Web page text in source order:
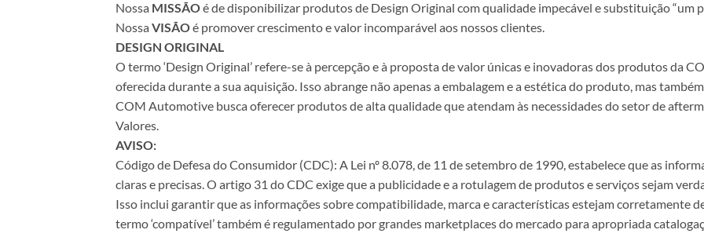
Nossa MISSÃOé de disponibilizar produtos de Design Original com qualidade impecável e substituição “um
Nossa VISÃOé promover crescimento e valor incomparável aos nossos clientes.
DESIGN ORIGINAL
O termo ‘Design Original’ refere-se à percepção e à proposta de valor únicas e inovadoras dos produtos da
oferecida durante a sua aquisição. Isso abrange não apenas a embalagem e a estética do produto, mas
COM Automotive busca oferecer produtos de alta qualidade que atendam às necessidades do setor de
Valores.
AVISO:
Código de Defesa do Consumidor (CDC): A Lei nº 8.078, de 11 de setembro de 1990, estabelece que as
claras e precisas. O artigo 31 do CDC exige que a publicidade e a rotulagem de produtos e serviços sejam
Isso inclui garantir que as informações sobre compatibilidade, marca e características estejam corretamente
termo ‘compatível’ também é regulamentado por grandes marketplaces do mercado para apropriada